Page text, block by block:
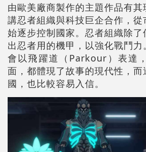
由歐美廠商製作的主題作品有
講忍者組織與科技巨企合作，
始逐步控制國家。忍者組織除
出忍者用的機甲，以強化戰鬥
會以飛躍道（Parkour）表達
面，都體現了故事的現代性，
國，也比較容易入信。